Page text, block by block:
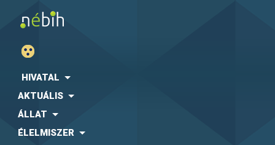
HIVATAL
AKTUÁLIS
ÁLLAT
ÉLELMISZER